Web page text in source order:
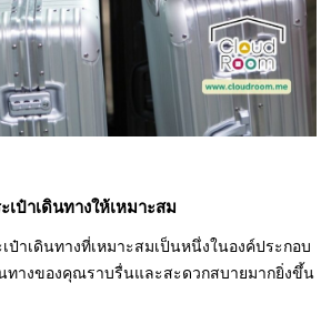
เป๋าเดินทางให้เหมาะสม
ป๋าเดินทางที่เหมาะสมเป็นหนึ่งในองค์ประกอบ
ทางของคุณราบรื่นและสะดวกสบายมากยิ่งขึ้น